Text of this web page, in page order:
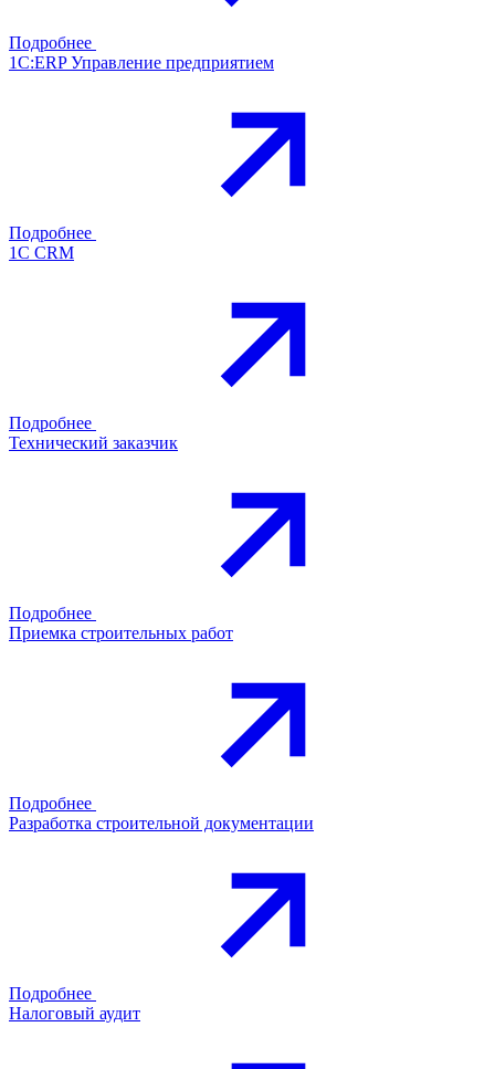
Подробнее
1С:ERP Управление предприятием
Подробнее
1С CRM
Подробнее
Технический заказчик
Подробнее
Приемка строительных работ
Подробнее
Разработка строительной документации
Подробнее
Налоговый аудит